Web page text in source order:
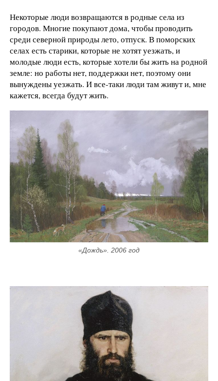
Некоторые люди возвращаются в родные села из
городов. Многие покупают дома, чтобы проводить
среди северной природы лето, отпуск. В поморских
селах есть старики, которые не хотят уезжать, и
молодые люди есть, которые хотели бы жить на родной
земле: но работы нет, поддержки нет, поэтому они
вынуждены уезжать. И все-таки люди там живут и, мне
кажется, всегда будут жить.
«Дождь». 2006 год